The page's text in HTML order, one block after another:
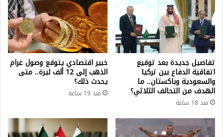
تفاصيل جديدة بعد توقيع
اتفاقية الدفاع بين تركيا
والسعودية وباكستان.. ما
الهدف من التحالف الثلاثي؟
منذ 18 ساعة
خبير اقتصادي يتوقع وصول غرام
الذهب إلى 12 ألف ليرة.. متى
يحدث ذلك؟
منذ 19 ساعة